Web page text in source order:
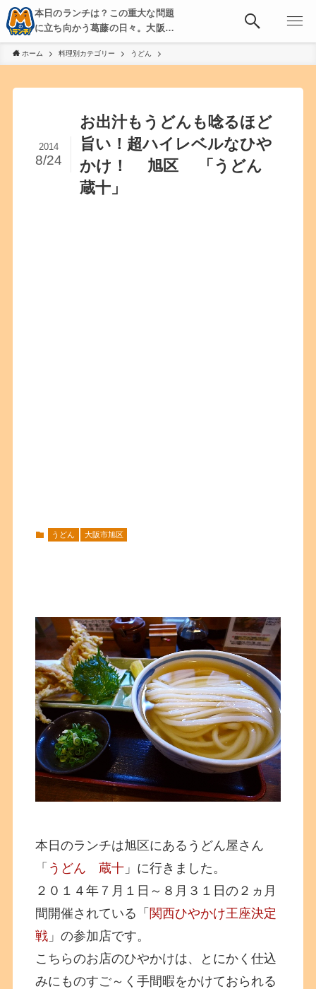
本日のランチは？この重大な問題
に立ち向かう葛藤の日々。大阪・
京都・神戸を中心とした食べ歩
き、飲み歩きを綴る。
ホーム 料理別カテゴリー うどん
お出汁もうどんも唸るほど
旨い！超ハイレベルなひや
かけ！ 旭区 「うどん
蔵十」
2014
8/24
うどん 大阪市旭区
本日のランチは旭区にあるうどん屋さん
「 うどん 蔵十 」に行きました。
２０１４年７月１日～８月３１日の２ヵ月
間開催されている「 関西ひやかけ王座決定
戦 」の参加店です。
こちらのお店のひやかけは、とにかく仕込
みにものすご～く手間暇をかけておられる